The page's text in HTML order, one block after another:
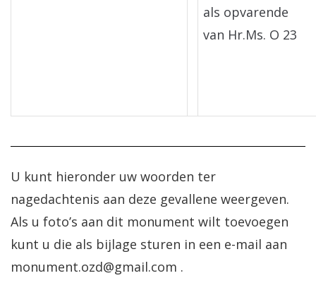
als opvarende
van Hr.Ms. O 23
U kunt hieronder uw woorden ter
nagedachtenis aan deze gevallene weergeven.
Als u foto’s aan dit monument wilt toevoegen
kunt u die als bijlage sturen in een e-mail aan
monument.ozd@gmail.com .